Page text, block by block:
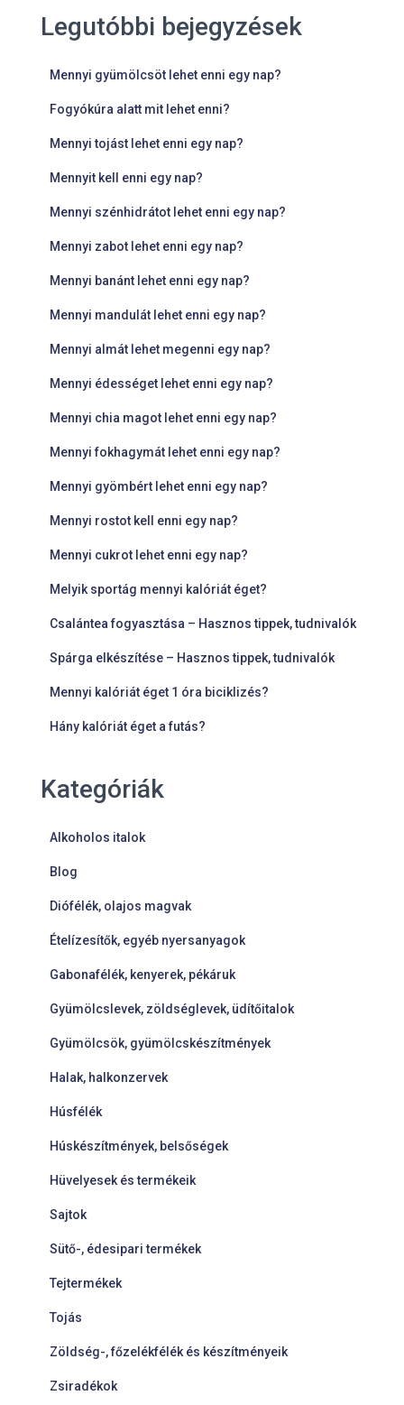
Legutóbbi bejegyzések
Mennyi gyümölcsöt lehet enni egy nap?
Fogyókúra alatt mit lehet enni?
Mennyi tojást lehet enni egy nap?
Mennyit kell enni egy nap?
Mennyi szénhidrátot lehet enni egy nap?
Mennyi zabot lehet enni egy nap?
Mennyi banánt lehet enni egy nap?
Mennyi mandulát lehet enni egy nap?
Mennyi almát lehet megenni egy nap?
Mennyi édességet lehet enni egy nap?
Mennyi chia magot lehet enni egy nap?
Mennyi fokhagymát lehet enni egy nap?
Mennyi gyömbért lehet enni egy nap?
Mennyi rostot kell enni egy nap?
Mennyi cukrot lehet enni egy nap?
Melyik sportág mennyi kalóriát éget?
Csalántea fogyasztása – Hasznos tippek, tudnivalók
Spárga elkészítése – Hasznos tippek, tudnivalók
Mennyi kalóriát éget 1 óra biciklizés?
Hány kalóriát éget a futás?
Kategóriák
Alkoholos italok
Blog
Diófélék, olajos magvak
Ételízesítők, egyéb nyersanyagok
Gabonafélék, kenyerek, pékáruk
Gyümölcslevek, zöldséglevek, üdítőitalok
Gyümölcsök, gyümölcskészítmények
Halak, halkonzervek
Húsfélék
Húskészítmények, belsőségek
Hüvelyesek és termékeik
Sajtok
Sütő-, édesipari termékek
Tejtermékek
Tojás
Zöldség-, főzelékfélék és készítményeik
Zsiradékok